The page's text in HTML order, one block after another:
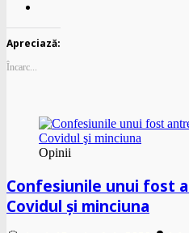
Apreciază:
Încarc...
Opinii
Confesiunile unui fost
Covidul şi minciuna